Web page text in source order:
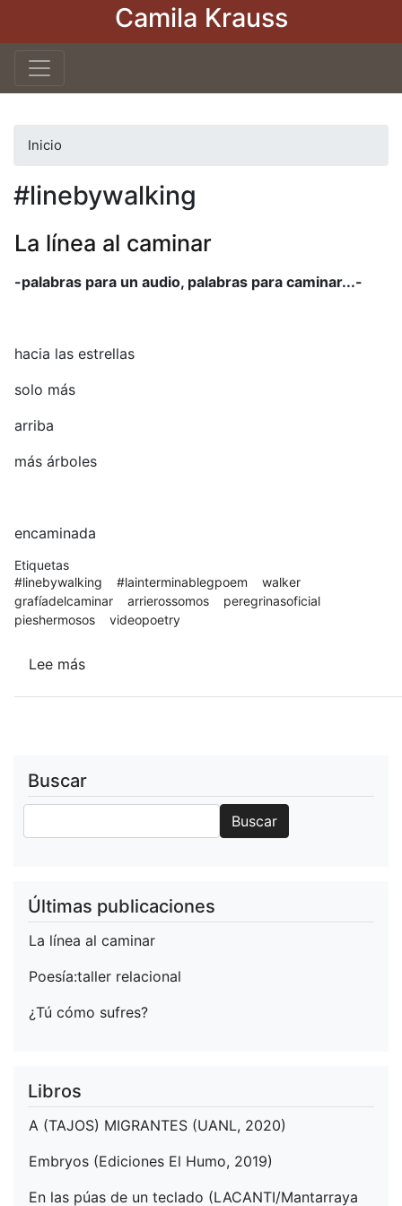
Pasar
Camila Krauss
Inicio
#linebywalking
La línea al caminar
-palabras para un audio, palabras para caminar...-
hacia las estrellas
solo más
arriba
más árboles
encaminada
Etiquetas
#linebywalking
#lainterminablegpoem
walker
grafíadelcaminar
arrierossomos
peregrinasoficial
pieshermosos
videopoetry
Lee más
Buscar
Buscar
Últimas publicaciones
La línea al caminar
Poesía:taller relacional
¿Tú cómo sufres?
Libros
A (TAJOS) MIGRANTES (UANL, 2020)
Embryos (Ediciones El Humo, 2019)
En las púas de un teclado (LACANTI/Mantarraya